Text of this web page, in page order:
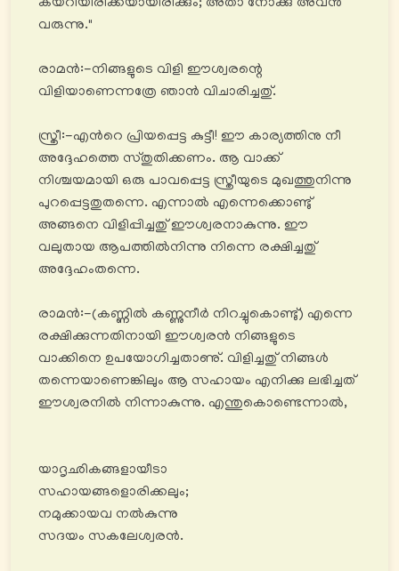
കയറിയിരിക്കയായിരിക്കും; അതാ നോക്കു അവൻ
വരുന്നു."
രാമൻ:-നിങ്ങളുടെ വിളി ഈശ്വരന്റെ
വിളിയാണെന്നത്രേ ഞാൻ വിചാരിച്ചതു്.
സ്ത്രീ:-എൻറെ പ്രിയപ്പെട്ട കുട്ടീ! ഈ കാര്യത്തിനു നീ
അദ്ദേഹത്തെ സ്തുതിക്കണം. ആ വാക്ക്
നിശ്ചയമായി ഒരു പാവപ്പെട്ട സ്ത്രീയുടെ മുഖത്തുനിന്നു
പുറപ്പെട്ടതുതന്നെ. എന്നാൽ എന്നെക്കൊണ്ടു്
അങ്ങനെ വിളിപ്പിച്ചതു് ഈശ്വരനാകുന്നു. ഈ
വലുതായ ആപത്തിൽനിന്നു നിന്നെ രക്ഷിച്ചതു്
അദ്ദേഹംതന്നെ.
രാമൻ:-(കണ്ണിൽ കണ്ണുനീർ നിറച്ചുകൊണ്ടു്) എന്നെ
രക്ഷിക്കുന്നതിനായി ഈശ്വരൻ നിങ്ങളുടെ
വാക്കിനെ ഉപയോഗിച്ചതാണു്. വിളിച്ചതു് നിങ്ങൾ
തന്നെയാണെങ്കിലും ആ സഹായം എനിക്കു ലഭിച്ചത്
ഈശ്വരനിൽ നിന്നാകുന്നു. എന്തുകൊണ്ടെന്നാൽ,
യാദൃഛികങ്ങളായീടാ
സഹായങ്ങളൊരിക്കലും;
നമുക്കായവ നൽകുന്നു
സദയം സകലേശ്വരൻ.